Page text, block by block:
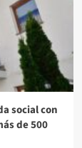
social con
de 500